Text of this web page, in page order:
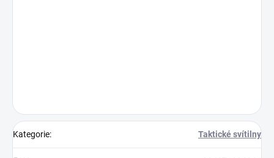
Kategorie: Taktické svítilny